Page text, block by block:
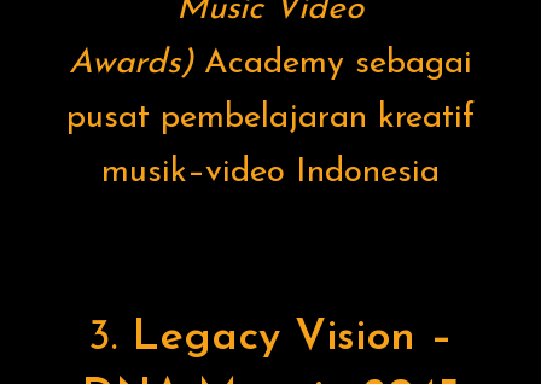
Music Video
Awards) Academy sebagai
pusat pembelajaran kreatif
musik–video Indonesia
3.Legacy Vision –